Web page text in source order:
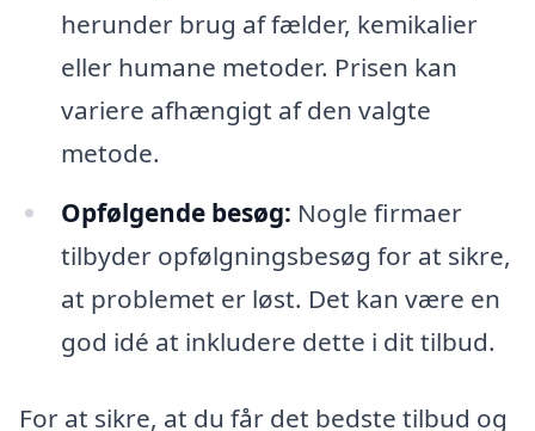
herunder brug af fælder, kemikalier
eller humane metoder. Prisen kan
variere afhængigt af den valgte
metode.
Opfølgende besøg: Nogle firmaer
tilbyder opfølgningsbesøg for at sikre,
at problemet er løst. Det kan være en
god idé at inkludere dette i dit tilbud.
For at sikre, at du får det bedste tilbud og